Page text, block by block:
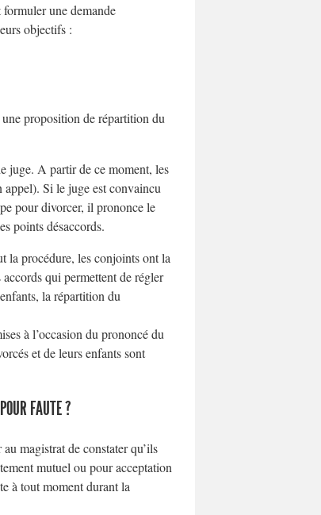
une demande
objectifs :
proposition de répartition du
juge. A partir de ce moment, les
appel). Si le juge est convaincu
pour divorcer, il prononce le
points désaccords.
la procédure, les conjoints ont la
qui permettent de régler
la répartition du
à l’occasion du prononcé du
et de leurs enfants sont
FAUTE ?
magistrat de constater qu’ils
mutuel ou pour acceptation
à tout moment durant la